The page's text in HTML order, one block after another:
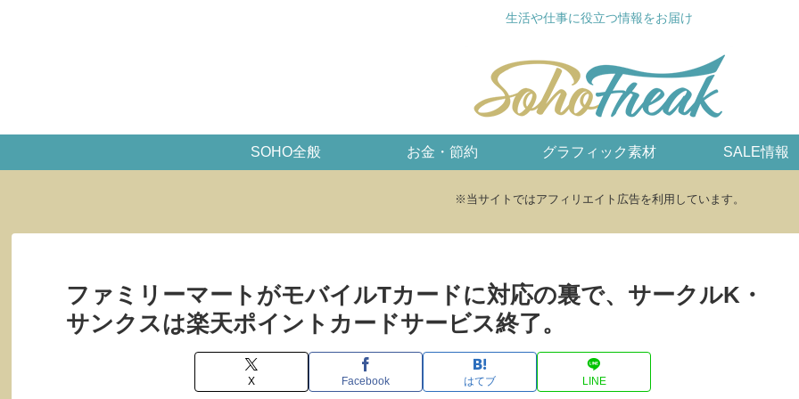
生活や仕事に役立つ情報をお届け
SOHO全般 お金・節約 グラフィック素材 SALE情報
※当サイトではアフィリエイト広告を利用しています。
ファミリーマートがモバイルTカードに対応の裏で、サークルK・
サンクスは楽天ポイントカードサービス終了。
X Facebook はてブ LINE